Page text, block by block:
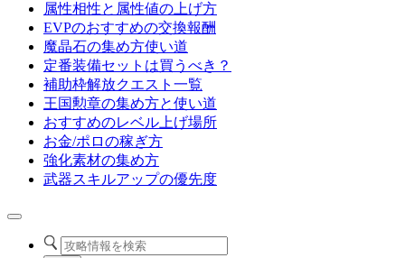
属性相性と属性値の上げ方
EVPのおすすめの交換報酬
魔晶石の集め方使い道
定番装備セットは買うべき？
補助枠解放クエスト一覧
王国勲章の集め方と使い道
おすすめのレベル上げ場所
お金/ポロの稼ぎ方
強化素材の集め方
武器スキルアップの優先度